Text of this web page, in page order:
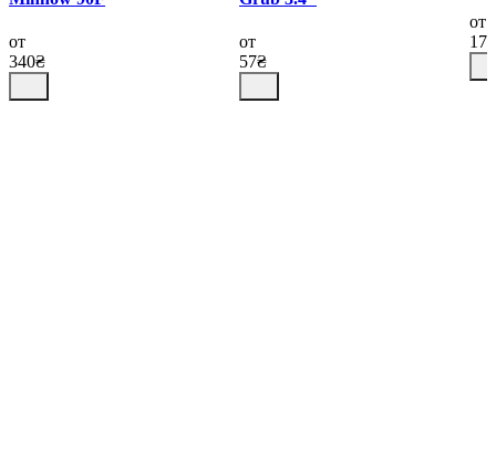
от
340₴
от
57₴
от